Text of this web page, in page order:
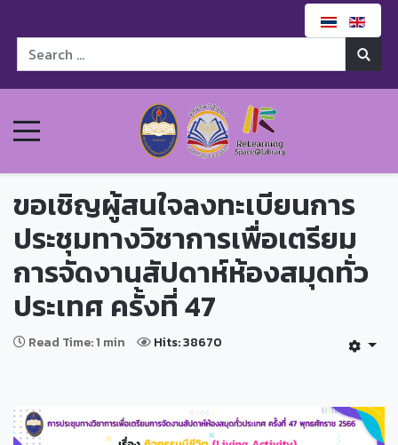
ขอเชิญผู้สนใจลงทะเบียนการ
ประชุมทางวิชาการเพื่อเตรียม
การจัดงานสัปดาห์ห้องสมุดทั่ว
ประเทศ ครั้งที่ 47
Read Time: 1 min Hits: 38670